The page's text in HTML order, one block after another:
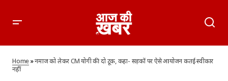
स्वीकार नहीं
Home»नमाज को लेकर CM योगी की दो टूक, कहा- सड़कों पर ऐसे आयोजन कतई स्वीकार
नहीं